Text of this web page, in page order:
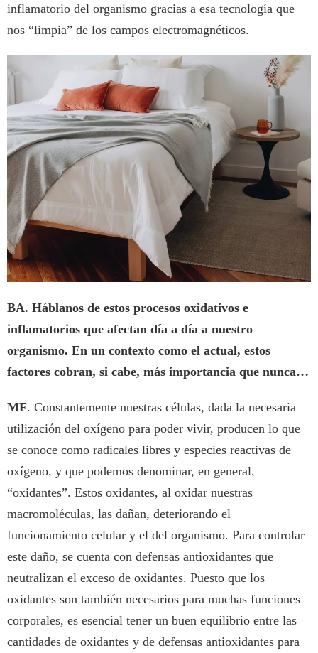
inflamatorio del organismo gracias a esa tecnología que
nos “limpia” de los campos electromagnéticos.
BA. Háblanos de estos procesos oxidativos e
inflamatorios que afectan día a día a nuestro
organismo. En un contexto como el actual, estos
factores cobran, si cabe, más importancia que nunca…
MF. Constantemente nuestras células, dada la necesaria
utilización del oxígeno para poder vivir, producen lo que
se conoce como radicales libres y especies reactivas de
oxígeno, y que podemos denominar, en general,
“oxidantes”. Estos oxidantes, al oxidar nuestras
macromoléculas, las dañan, deteriorando el
funcionamiento celular y el del organismo. Para controlar
este daño, se cuenta con defensas antioxidantes que
neutralizan el exceso de oxidantes. Puesto que los
oxidantes son también necesarios para muchas funciones
corporales, es esencial tener un buen equilibrio entre las
cantidades de oxidantes y de defensas antioxidantes para